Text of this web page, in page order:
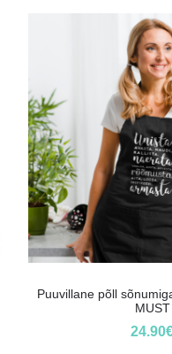
Puuvillane põll
MUST
24.90